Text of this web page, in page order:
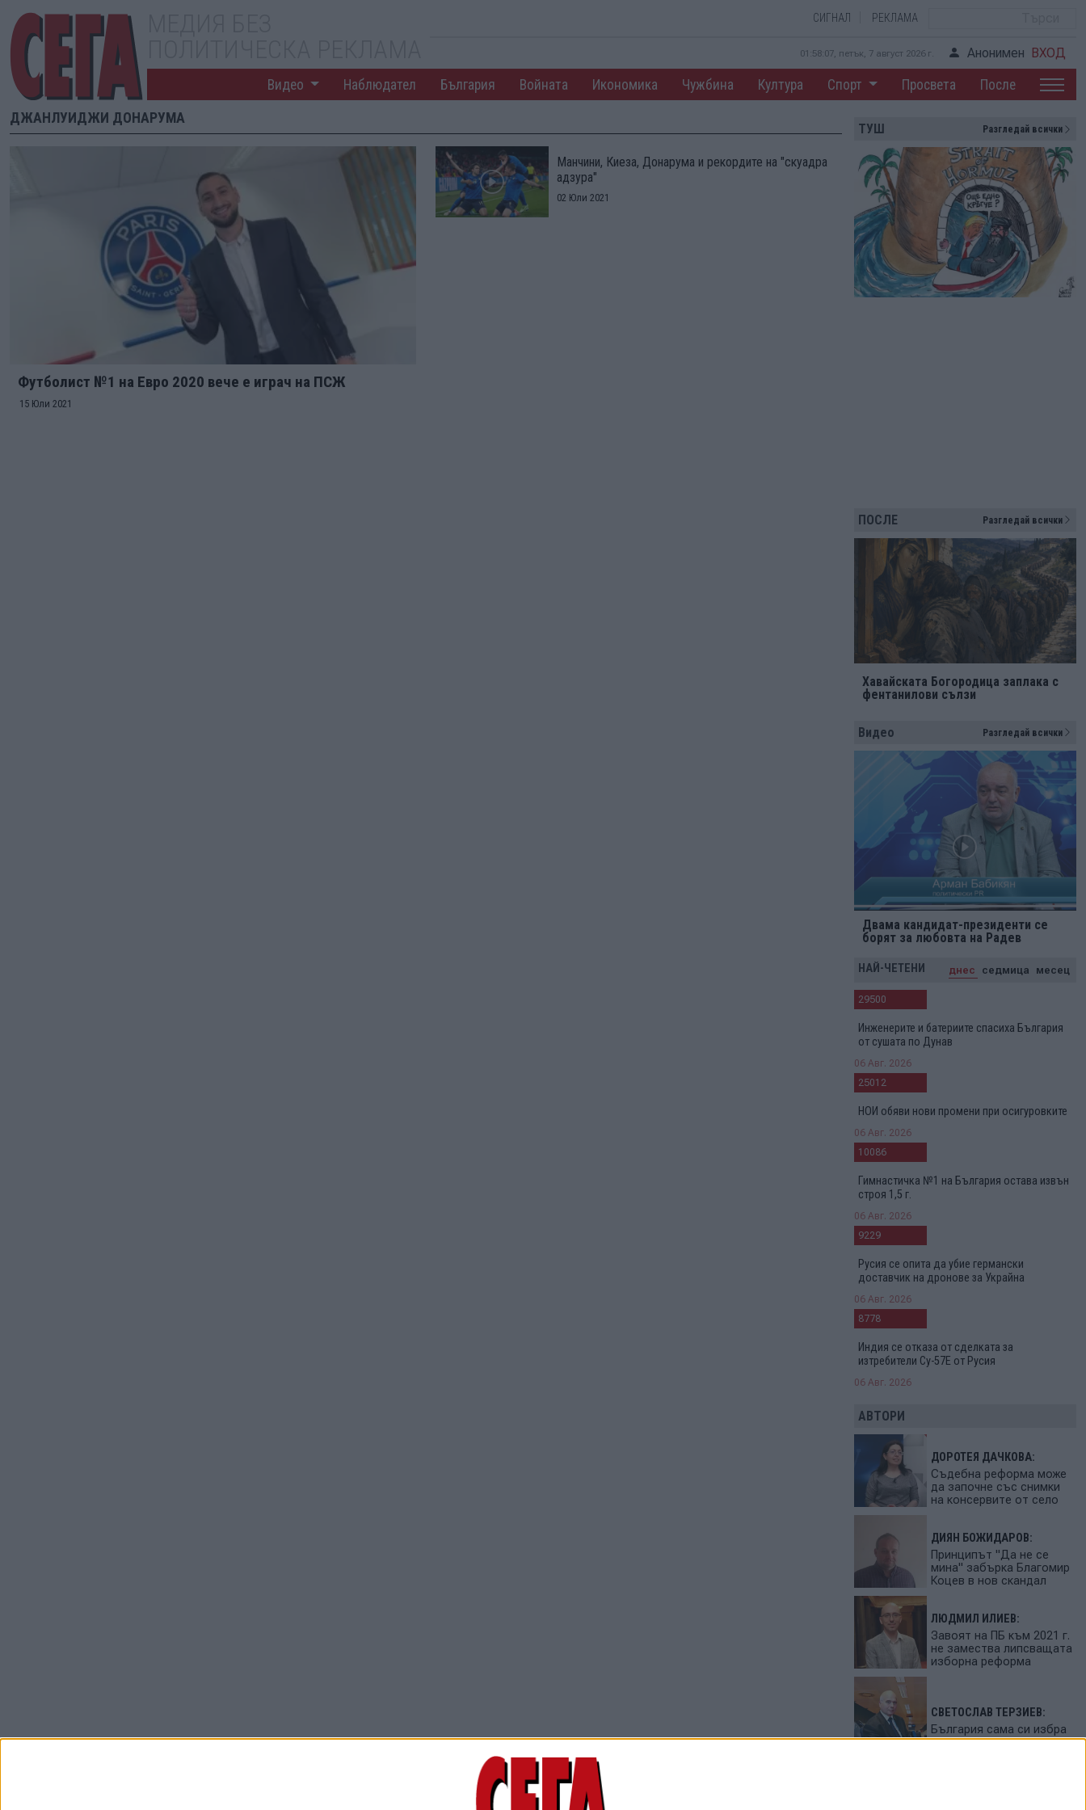
СИГНАЛ РЕКЛАМА
01:58:07, петък, 7 август 2026 г. Анонимен ВХОД
Видео Наблюдател България Войната Икономика Чужбина Култура Спорт Просвета После
ДЖАНЛУИДЖИ ДОНАРУМА
Футболист №1 на Евро 2020 вече е играч на ПСЖ
15 Юли 2021
Манчини, Киеза, Донарума и рекордите на "скуадра
адзура"
02 Юли 2021
ТУШ Разгледай всички
ПОСЛЕ Разгледай всички
Хавайската Богородица заплака с
фентанилови сълзи
Видео Разгледай всички
Двама кандидат-президенти се
борят за любовта на Радев
НАЙ-ЧЕТЕНИ днес седмица месец
29500
Инженерите и батериите спасиха България
от сушата по Дунав
06 Авг. 2026
25012
НОИ обяви нови промени при осигуровките
06 Авг. 2026
10086
Гимнастичка №1 на България остава извън
строя 1,5 г.
06 Авг. 2026
9229
Русия се опита да убие германски
доставчик на дронове за Украйна
06 Авг. 2026
8778
Индия се отказа от сделката за
изтребители Су-57Е от Русия
06 Авг. 2026
АВТОРИ
ДОРОТЕЯ ДАЧКОВА:
Съдебна реформа може
да започне със снимки
на консервите от село
ДИЯН БОЖИДАРОВ:
Принципът "Да не се
мина" забърка Благомир
Коцев в нов скандал
ЛЮДМИЛ ИЛИЕВ:
Завоят на ПБ към 2021 г.
не замества липсващата
изборна реформа
СВЕТОСЛАВ ТЕРЗИЕВ:
България сама си избра
вредител